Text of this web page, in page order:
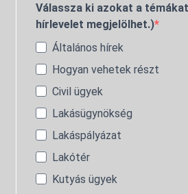
Válassza ki azokat a
hírlevelet megjelölhet.)
Általános hírek
Hogyan vehetek részt
Civil ügyek
Lakásügynökség
Lakáspályázat
Lakótér
Kutyás ügyek